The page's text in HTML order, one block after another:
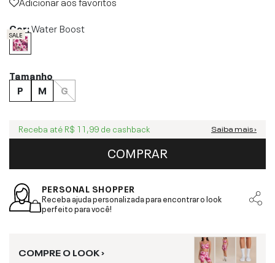
Cor:Water Boost
SALE
Tamanho
P
M G
Receba até R$ 11,99 de cashback Saiba mais ›
COMPRAR
PERSONAL SHOPPER
Receba ajuda personalizada para encontrar o look
perfeito para você!
COMPRE O LOOK ›